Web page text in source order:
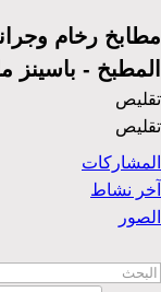
مطابخ رخام
المطبخ - باسينز
تقليص
تقليص
المشاركات
آخر نشاط
الصور